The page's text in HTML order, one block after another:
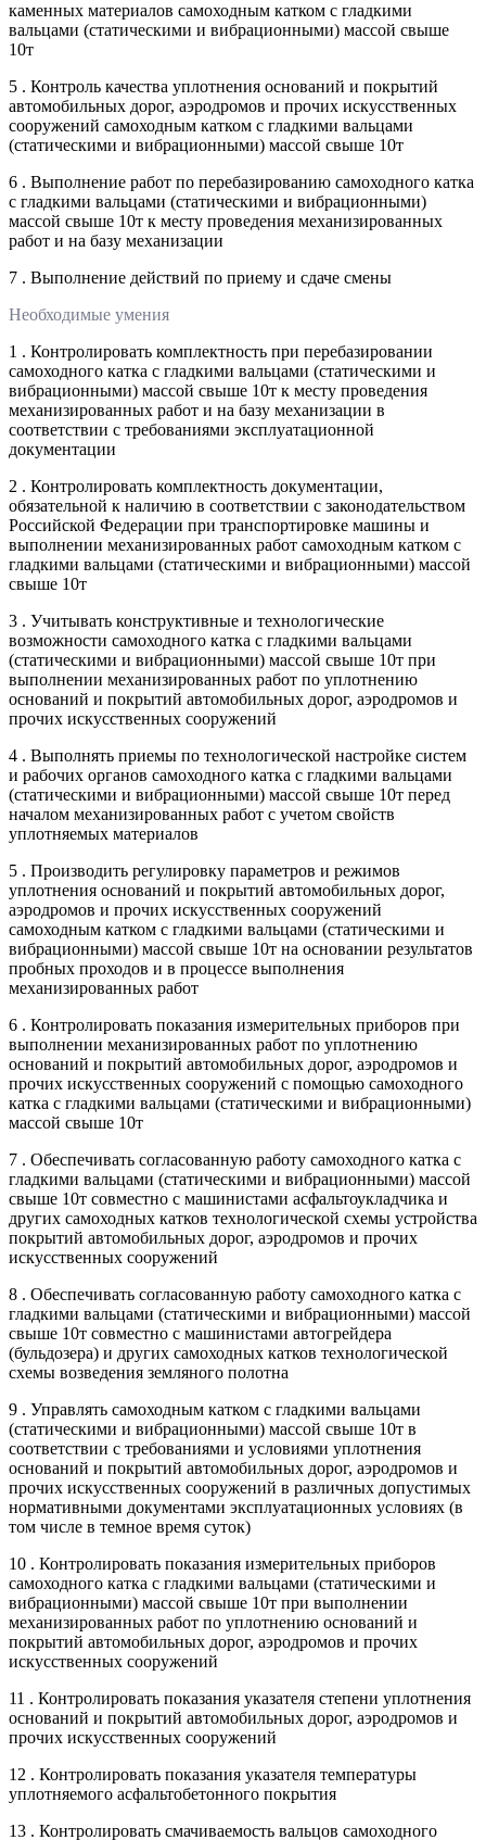
каменных материалов самоходным катком с гладкими
вальцами (статическими и вибрационными) массой свыше
10т
5 . Контроль качества уплотнения оснований и покрытий
автомобильных дорог, аэродромов и прочих искусственных
сооружений самоходным катком с гладкими вальцами
(статическими и вибрационными) массой свыше 10т
6 . Выполнение работ по перебазированию самоходного катка
с гладкими вальцами (статическими и вибрационными)
массой свыше 10т к месту проведения механизированных
работ и на базу механизации
7 . Выполнение действий по приему и сдаче смены
Необходимые умения
1 . Контролировать комплектность при перебазировании
самоходного катка с гладкими вальцами (статическими и
вибрационными) массой свыше 10т к месту проведения
механизированных работ и на базу механизации в
соответствии с требованиями эксплуатационной
документации
2 . Контролировать комплектность документации,
обязательной к наличию в соответствии с законодательством
Российской Федерации при транспортировке машины и
выполнении механизированных работ самоходным катком с
гладкими вальцами (статическими и вибрационными) массой
свыше 10т
3 . Учитывать конструктивные и технологические
возможности самоходного катка с гладкими вальцами
(статическими и вибрационными) массой свыше 10т при
выполнении механизированных работ по уплотнению
оснований и покрытий автомобильных дорог, аэродромов и
прочих искусственных сооружений
4 . Выполнять приемы по технологической настройке систем
и рабочих органов самоходного катка с гладкими вальцами
(статическими и вибрационными) массой свыше 10т перед
началом механизированных работ с учетом свойств
уплотняемых материалов
5 . Производить регулировку параметров и режимов
уплотнения оснований и покрытий автомобильных дорог,
аэродромов и прочих искусственных сооружений
самоходным катком с гладкими вальцами (статическими и
вибрационными) массой свыше 10т на основании результатов
пробных проходов и в процессе выполнения
механизированных работ
6 . Контролировать показания измерительных приборов при
выполнении механизированных работ по уплотнению
оснований и покрытий автомобильных дорог, аэродромов и
прочих искусственных сооружений с помощью самоходного
катка с гладкими вальцами (статическими и вибрационными)
массой свыше 10т
7 . Обеспечивать согласованную работу самоходного катка с
гладкими вальцами (статическими и вибрационными) массой
свыше 10т совместно с машинистами асфальтоукладчика и
других самоходных катков технологической схемы устройства
покрытий автомобильных дорог, аэродромов и прочих
искусственных сооружений
8 . Обеспечивать согласованную работу самоходного катка с
гладкими вальцами (статическими и вибрационными) массой
свыше 10т совместно с машинистами автогрейдера
(бульдозера) и других самоходных катков технологической
схемы возведения земляного полотна
9 . Управлять самоходным катком с гладкими вальцами
(статическими и вибрационными) массой свыше 10т в
соответствии с требованиями и условиями уплотнения
оснований и покрытий автомобильных дорог, аэродромов и
прочих искусственных сооружений в различных допустимых
нормативными документами эксплуатационных условиях (в
том числе в темное время суток)
10 . Контролировать показания измерительных приборов
самоходного катка с гладкими вальцами (статическими и
вибрационными) массой свыше 10т при выполнении
механизированных работ по уплотнению оснований и
покрытий автомобильных дорог, аэродромов и прочих
искусственных сооружений
11 . Контролировать показания указателя степени уплотнения
оснований и покрытий автомобильных дорог, аэродромов и
прочих искусственных сооружений
12 . Контролировать показания указателя температуры
уплотняемого асфальтобетонного покрытия
13 . Контролировать смачиваемость вальцов самоходного